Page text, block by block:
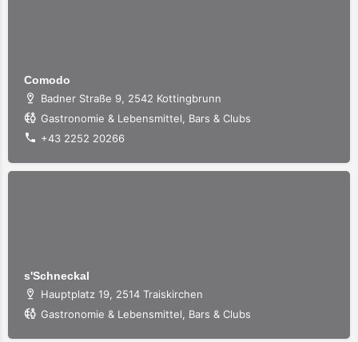
Comodo
Badner Straße 9, 2542 Kottingbrunn
Gastronomie & Lebensmittel, Bars & Clubs
+43 2252 20266
s'Schneckal
Hauptplatz 19, 2514 Traiskirchen
Gastronomie & Lebensmittel, Bars & Clubs